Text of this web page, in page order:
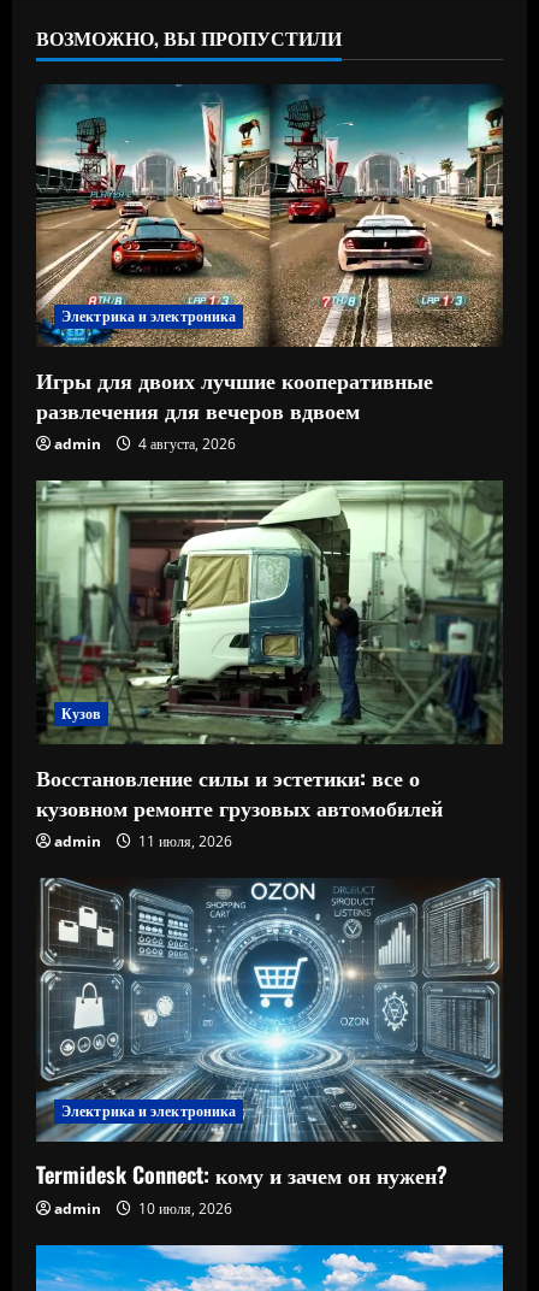
ВОЗМОЖНО, ВЫ ПРОПУСТИЛИ
Электрика и электроника
Игры для двоих лучшие кооперативные
развлечения для вечеров вдвоем
admin 4 августа, 2026
Кузов
Восстановление силы и эстетики: все о
кузовном ремонте грузовых автомобилей
admin 11 июля, 2026
Электрика и электроника
Termidesk Connect: кому и зачем он нужен?
admin 10 июля, 2026